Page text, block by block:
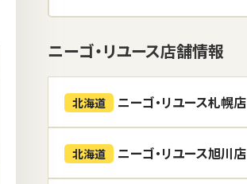
ニーゴ・リユース店舗情報
北海道 ニーゴ・リユース札幌店
北海道 ニーゴ・リユース旭川店